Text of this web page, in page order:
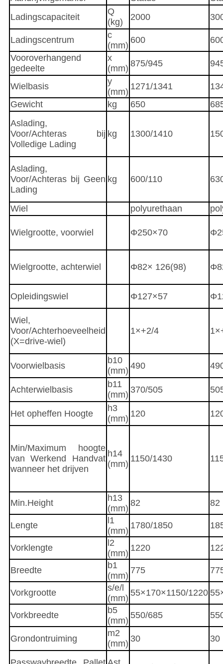
Ladingscapaciteit
Q
(kg)
2000
Ladingscentrum
c
(mm)
600
Vooroverhangend
gedeelte
x
(mm) 875/945
Wielbasis
y
(mm)
1271/1341
Gewicht
kg 650
Aslading,
Voor/Achteras bij
Volledige Lading
kg 1300/1410
Aslading,
Voor/Achteras bij Geen
Lading
kg 600/110
Wiel polyurethaan
Wielgrootte, voorwiel Φ250×70
Wielgrootte, achterwiel Φ82× 126(98)
Opleidingswiel Φ127×57
Wiel,
Voor/Achterhoeveelheid
(X=drive-wiel)
1×+2/4
Voorwielbasis
b10
(mm) 490
Achterwielbasis
b11
(mm) 370/505
Het opheffen Hoogte
h3
(mm) 120
Min/Maximum hoogte
van Werkend Handvat
wanneer het drijven
h14
(mm)
1150/1430
Min.Height
h13
(mm)
82 82
Lengte
l1
(mm)
1780/1850
Vorklengte
l2
(mm)
1220
Breedte
b1
(mm)
775
Vorkgrootte
s/e/l
(mm)
55×170×1150/1220
Vorkbreedte
b5
(mm)
550/685
Grondontruiming
m2
(mm) 30 30